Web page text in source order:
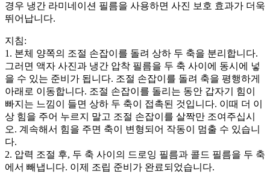
경우 냉간 라미네이션 필름을 사용하면 사진 보호 효과가 더욱
뛰어납니다.
지침:
1. 본체 양쪽의 조절 손잡이를 돌려 상하 두 축을 분리합니다.
그러면 액자 사진과 냉간 압착 필름을 두 축 사이에 동시에 넣
을 수 있는 준비가 됩니다. 조절 손잡이를 돌려 축을 평행하게
아래로 이동합니다. 조절 손잡이를 돌리는 동안 갑자기 힘이
빠지는 느낌이 들면 상하 두 축이 접촉된 것입니다. 이때 더 이
상 힘을 주어 누르지 말고 조절 손잡이를 살짝만 조여주십시
오. 계속해서 힘을 주면 축이 변형되어 작동이 멈출 수 있습니
다.
2. 압력 조절 후, 두 축 사이의 드로잉 필름과 콜드 필름을 두 축
에서 빼냅니다. 이제 조립 준비가 완료되었습니다.